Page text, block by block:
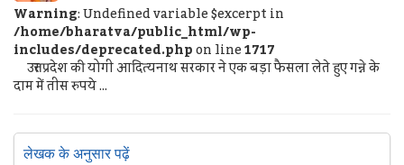
Warning: Undefined variable $excerpt in
/home/bharatva/public_html/wp-
includes/deprecated.phpon line1717
उत्तर प्रदेश की योगी आदित्यनाथ सरकार ने एक बड़ा फैसला लेते हुए गन्ने के
दाम में तीस रुपये ...
लेखक के अनुसार पढ़ें